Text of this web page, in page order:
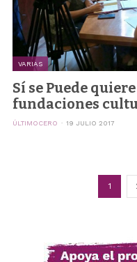
VARIAS
Sí se Puede
fundaciones
ÚLTIMOCERO 19 JULIO 2017
1